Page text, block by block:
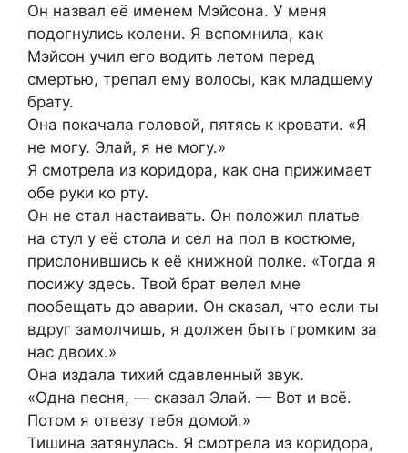
Он назвал её именем Мэйсона. У меня
подогнулись колени. Я вспомнила, как
Мэйсон учил его водить летом перед
смертью, трепал ему волосы, как младшему
брату.
Она покачала головой, пятясь к кровати. «Я
не могу. Элай, я не могу.»
Я смотрела из коридора, как она прижимает
обе руки ко рту.
Он не стал настаивать. Он положил платье
на стул у её стола и сел на пол в костюме,
прислонившись к её книжной полке. «Тогда я
посижу здесь. Твой брат велел мне
пообещать до аварии. Он сказал, что если ты
вдруг замолчишь, я должен быть громким за
нас двоих.»
Она издала тихий сдавленный звук.
«Одна песня, — сказал Элай. — Вот и всё.
Потом я отвезу тебя домой.»
Тишина затянулась. Я смотрела из коридора,